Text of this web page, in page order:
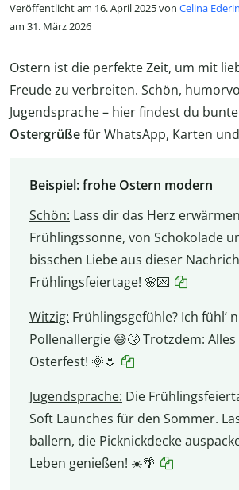
Veröffentlicht am 16. April 2025 von Celina
am 31. März 2026
Ostern ist die perfekte Zeit, um mit
Freude zu verbreiten. Schön,
Jugendsprache – hier findest du
Ostergrüßefür WhatsApp, Karten
Beispiel: frohe Ostern modern
Schön: Lass dir das Herz
Frühlingssonne, von Schokolade
bisschen Liebe aus dieser
Frühlingsfeiertage! 🌸💌
Witzig: Frühlingsgefühle? Ich fühl’
Pollenallergie 😅🤧 Trotzdem:
Osterfest! 🌞🌷
Jugendsprache: Die
Soft Launches für den Sommer.
ballern, die Picknickdecke
Leben genießen! ☀️🌴